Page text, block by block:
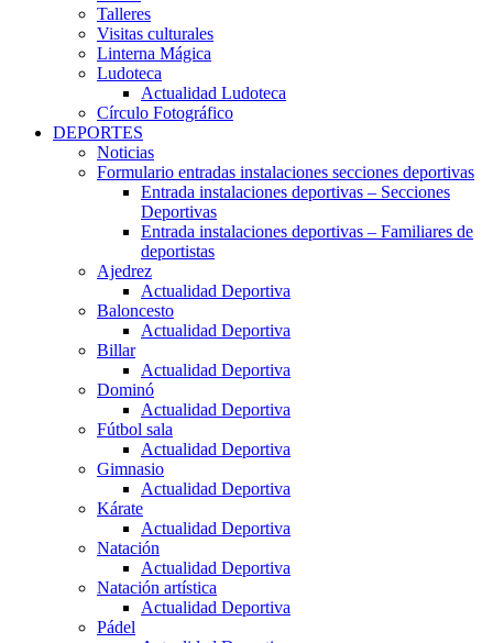
Talleres
Visitas culturales
Linterna Mágica
Ludoteca
Actualidad Ludoteca
Círculo Fotográfico
DEPORTES
Noticias
Formulario entradas instalaciones secciones deportivas
Entrada instalaciones deportivas – Secciones
Deportivas
Entrada instalaciones deportivas – Familiares de
deportistas
Ajedrez
Actualidad Deportiva
Baloncesto
Actualidad Deportiva
Billar
Actualidad Deportiva
Dominó
Actualidad Deportiva
Fútbol sala
Actualidad Deportiva
Gimnasio
Actualidad Deportiva
Kárate
Actualidad Deportiva
Natación
Actualidad Deportiva
Natación artística
Actualidad Deportiva
Pádel